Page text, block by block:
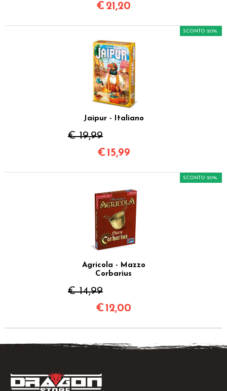
€ 21,20
Jaipur - Italiano
€ 19,99
SCONTO 20%
€ 15,99
Agricola - Mazzo
Corbarius
€ 14,99
SCONTO 20%
€ 12,00